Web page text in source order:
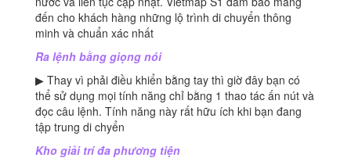
đến cho khách hàng những lộ trình di chuyển thông
minh và chuẩn xác nhất
Ra lệnh bằng giọng nói
▶ Thay vì phải điều khiển bằng tay thì giờ đây bạn có
thể sử dụng mọi tính năng chỉ bằng 1 thao tác ấn nút và
đọc câu lệnh. Tính năng này rất hữu ích khi bạn đang
tập trung di chyển
Kho giải trí đa phương tiện